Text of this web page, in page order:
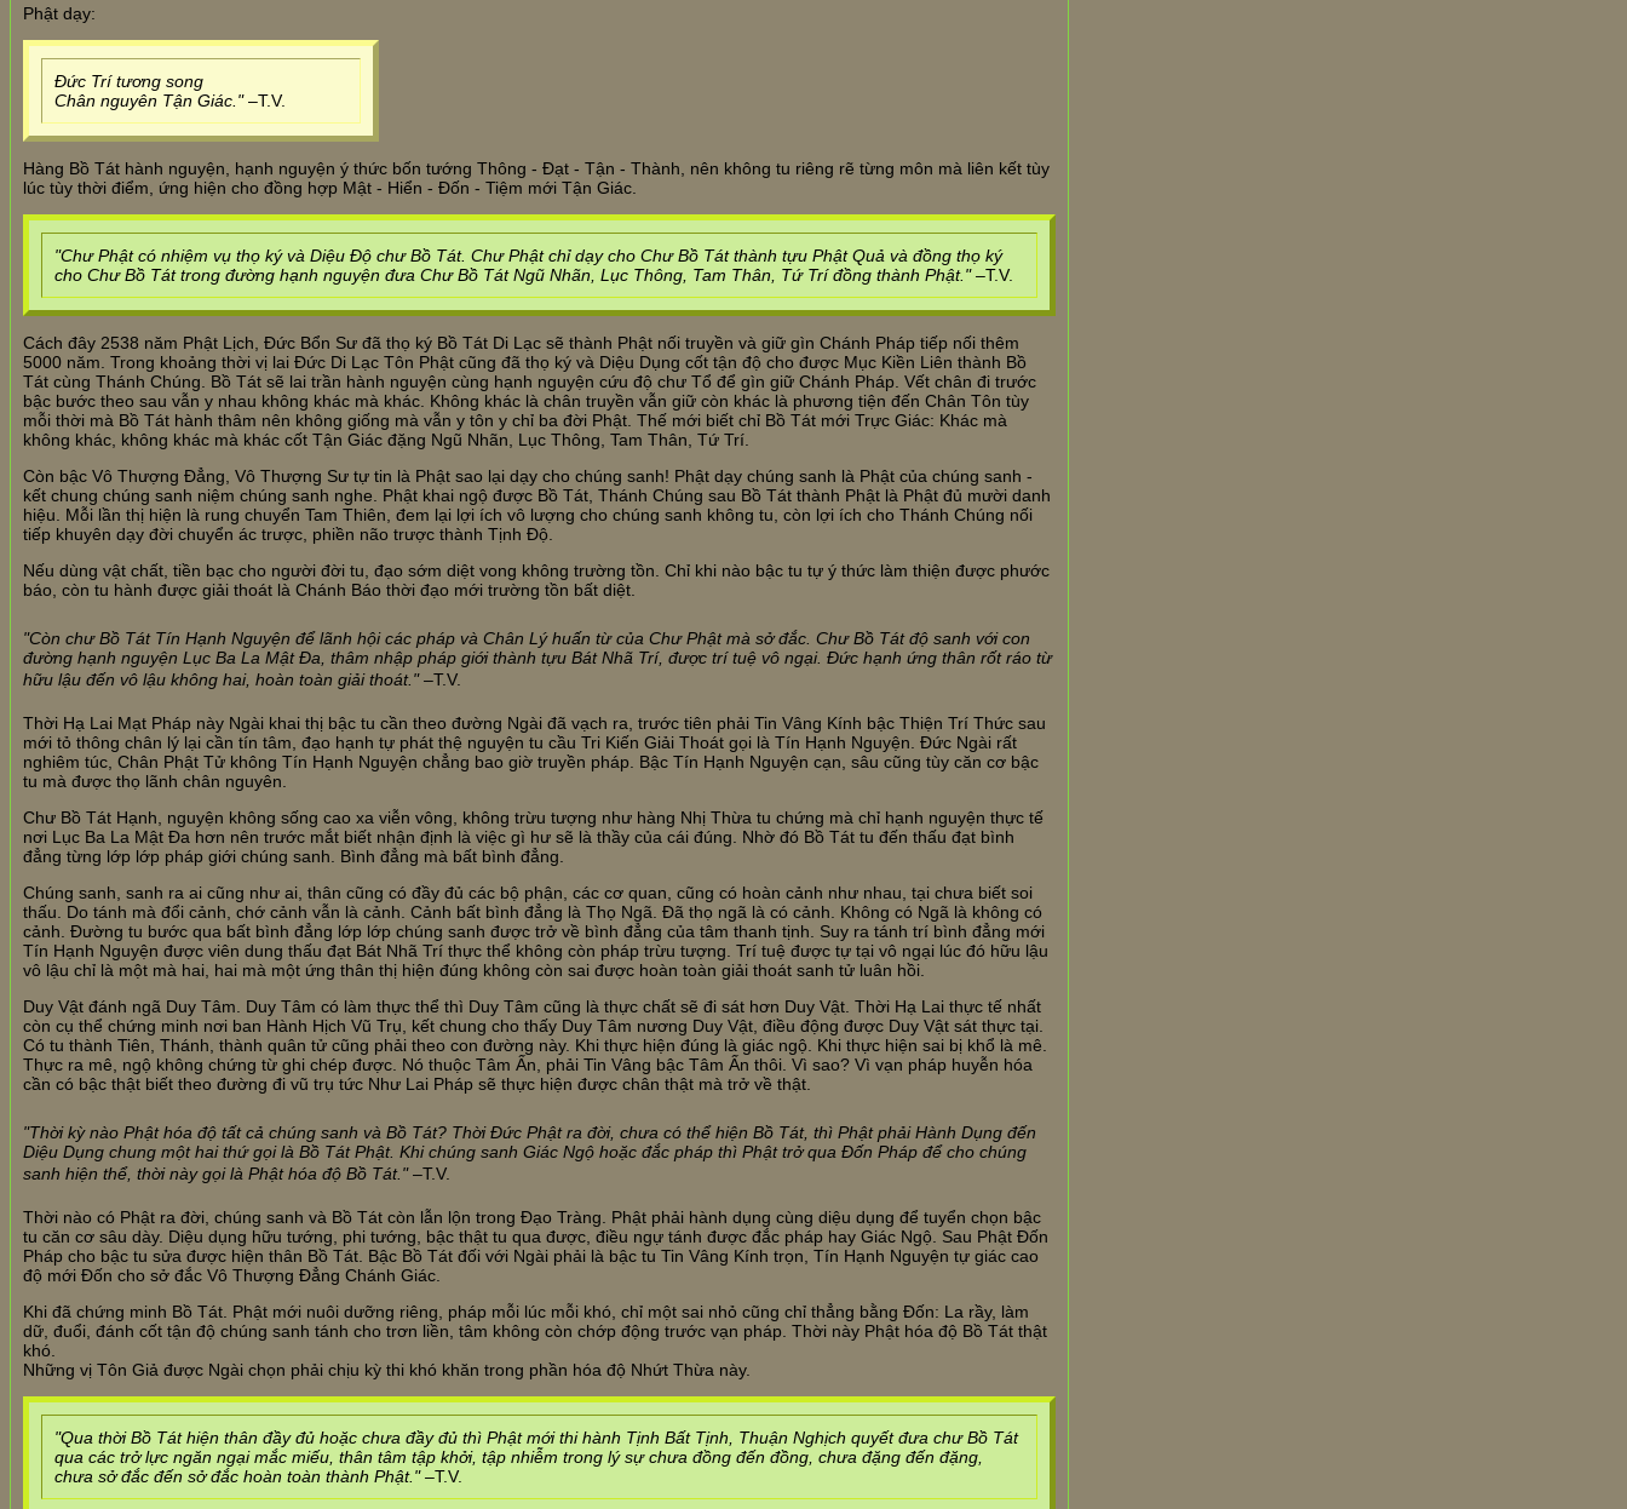
Phật dạy:
Đức Trí tương song
Chân nguyên Tận Giác."–T.V.
Hàng Bồ Tát hành nguyện, hạnh nguyện ý thức bốn tướng Thông - Đạt - Tận - Thành, nên không tu riêng rẽ từng môn mà liên kết tùy
lúc tùy thời điểm, ứng hiện cho đồng hợp Mật - Hiển - Đốn - Tiệm mới Tận Giác.
"Chư Phật có nhiệm vụ thọ ký và Diệu Độ chư Bồ Tát. Chư Phật chỉ dạy cho Chư Bồ Tát thành tựu Phật Quả và đồng thọ ký
cho Chư Bồ Tát trong đường hạnh nguyện đưa Chư Bồ Tát Ngũ Nhãn, Lục Thông, Tam Thân, Tứ Trí đồng thành Phật." –T.V.
Cách đây 2538 năm Phật Lịch, Đức Bổn Sư đã thọ ký Bồ Tát Di Lạc sẽ thành Phật nối truyền và giữ gìn Chánh Pháp tiếp nối thêm
5000 năm. Trong khoảng thời vị lai Đức Di Lạc Tôn Phật cũng đã thọ ký và Diệu Dụng cốt tận độ cho được Mục Kiền Liên thành Bồ
Tát cùng Thánh Chúng. Bồ Tát sẽ lai trần hành nguyện cùng hạnh nguyện cứu độ chư Tổ để gìn giữ Chánh Pháp. Vết chân đi trước
bậc bước theo sau vẫn y nhau không khác mà khác. Không khác là chân truyền vẫn giữ còn khác là phương tiện đến Chân Tôn tùy
mỗi thời mà Bồ Tát hành thâm nên không giống mà vẫn y tôn y chỉ ba đời Phật. Thế mới biết chỉ Bồ Tát mới Trực Giác: Khác mà
không khác, không khác mà khác cốt Tận Giác đặng Ngũ Nhãn, Lục Thông, Tam Thân, Tứ Trí.
Còn bậc Vô Thượng Đẳng, Vô Thượng Sư tự tin là Phật sao lại dạy cho chúng sanh! Phật dạy chúng sanh là Phật của chúng sanh -
kết chung chúng sanh niệm chúng sanh nghe. Phật khai ngộ được Bồ Tát, Thánh Chúng sau Bồ Tát thành Phật là Phật đủ mười danh
hiệu. Mỗi lần thị hiện là rung chuyển Tam Thiên, đem lại lợi ích vô lượng cho chúng sanh không tu, còn lợi ích cho Thánh Chúng nối
tiếp khuyên dạy đời chuyển ác trược, phiền não trược thành Tịnh Độ.
Nếu dùng vật chất, tiền bạc cho người đời tu, đạo sớm diệt vong không trường tồn. Chỉ khi nào bậc tu tự ý thức làm thiện được phước
báo, còn tu hành được giải thoát là Chánh Báo thời đạo mới trường tồn bất diệt.
"Còn chư Bồ Tát Tín Hạnh Nguyện để lãnh hội các pháp và Chân Lý huấn từ của Chư Phật mà sở đắc. Chư Bồ Tát độ sanh với con
đường hạnh nguyện Lục Ba La Mật Đa, thâm nhập pháp giới thành tựu Bát Nhã Trí, được trí tuệ vô ngại. Đức hạnh ứng thân rốt ráo từ
hữu lậu đến vô lậu không hai, hoàn toàn giải thoát." –T.V.
Thời Hạ Lai Mạt Pháp này Ngài khai thị bậc tu cần theo đường Ngài đã vạch ra, trước tiên phải Tin Vâng Kính bậc Thiện Trí Thức sau
mới tỏ thông chân lý lại cần tín tâm, đạo hạnh tự phát thệ nguyện tu cầu Tri Kiến Giải Thoát gọi là Tín Hạnh Nguyện. Đức Ngài rất
nghiêm túc, Chân Phật Tử không Tín Hạnh Nguyện chẳng bao giờ truyền pháp. Bậc Tín Hạnh Nguyện cạn, sâu cũng tùy căn cơ bậc
tu mà được thọ lãnh chân nguyên.
Chư Bồ Tát Hạnh, nguyện không sống cao xa viễn vông, không trừu tượng như hàng Nhị Thừa tu chứng mà chỉ hạnh nguyện thực tế
nơi Lục Ba La Mật Đa hơn nên trước mắt biết nhận định là việc gì hư sẽ là thầy của cái đúng. Nhờ đó Bồ Tát tu đến thấu đạt bình
đẳng từng lớp lớp pháp giới chúng sanh. Bình đẳng mà bất bình đẳng.
Chúng sanh, sanh ra ai cũng như ai, thân cũng có đầy đủ các bộ phận, các cơ quan, cũng có hoàn cảnh như nhau, tại chưa biết soi
thấu. Do tánh mà đổi cảnh, chớ cảnh vẫn là cảnh. Cảnh bất bình đẳng là Thọ Ngã. Đã thọ ngã là có cảnh. Không có Ngã là không có
cảnh. Đường tu bước qua bất bình đẳng lớp lớp chúng sanh được trở về bình đẳng của tâm thanh tịnh. Suy ra tánh trí bình đẳng mới
Tín Hạnh Nguyện được viên dung thấu đạt Bát Nhã Trí thực thể không còn pháp trừu tượng. Trí tuệ được tự tại vô ngại lúc đó hữu lậu
vô lậu chỉ là một mà hai, hai mà một ứng thân thị hiện đúng không còn sai được hoàn toàn giải thoát sanh tử luân hồi.
Duy Vật đánh ngã Duy Tâm. Duy Tâm có làm thực thể thì Duy Tâm cũng là thực chất sẽ đi sát hơn Duy Vật. Thời Hạ Lai thực tế nhất
còn cụ thể chứng minh nơi ban Hành Hịch Vũ Trụ, kết chung cho thấy Duy Tâm nương Duy Vật, điều động được Duy Vật sát thực tại.
Có tu thành Tiên, Thánh, thành quân tử cũng phải theo con đường này. Khi thực hiện đúng là giác ngộ. Khi thực hiện sai bị khổ là mê.
Thực ra mê, ngộ không chứng từ ghi chép được. Nó thuộc Tâm Ấn, phải Tin Vâng bậc Tâm Ấn thôi. Vì sao? Vì vạn pháp huyễn hóa
cần có bậc thật biết theo đường đi vũ trụ tức Như Lai Pháp sẽ thực hiện được chân thật mà trở về thật.
"Thời kỳ nào Phật hóa độ tất cả chúng sanh và Bồ Tát? Thời Đức Phật ra đời, chưa có thể hiện Bồ Tát, thì Phật phải Hành Dụng đến
Diệu Dụng chung một hai thứ gọi là Bồ Tát Phật. Khi chúng sanh Giác Ngộ hoặc đắc pháp thì Phật trở qua Đốn Pháp để cho chúng
sanh hiện thể, thời này gọi là Phật hóa độ Bồ Tát."–T.V.
Thời nào có Phật ra đời, chúng sanh và Bồ Tát còn lẫn lộn trong Đạo Tràng. Phật phải hành dụng cùng diệu dụng để tuyển chọn bậc
tu căn cơ sâu dày. Diệu dụng hữu tướng, phi tướng, bậc thật tu qua được, điều ngự tánh được đắc pháp hay Giác Ngộ. Sau Phật Đốn
Pháp cho bậc tu sửa được hiện thân Bồ Tát. Bậc Bồ Tát đối với Ngài phải là bậc tu Tin Vâng Kính trọn, Tín Hạnh Nguyện tự giác cao
độ mới Đốn cho sở đắc Vô Thượng Đẳng Chánh Giác.
Khi đã chứng minh Bồ Tát. Phật mới nuôi dưỡng riêng, pháp mỗi lúc mỗi khó, chỉ một sai nhỏ cũng chỉ thẳng bằng Đốn: La rầy, làm
dữ, đuổi, đánh cốt tận độ chúng sanh tánh cho trơn liền, tâm không còn chớp động trước vạn pháp. Thời này Phật hóa độ Bồ Tát thật
khó.
Những vị Tôn Giả được Ngài chọn phải chịu kỳ thi khó khăn trong phần hóa độ Nhứt Thừa này.
"Qua thời Bồ Tát hiện thân đầy đủ hoặc chưa đầy đủ thì Phật mới thi hành Tịnh Bất Tịnh, Thuận Nghịch quyết đưa chư Bồ Tát
qua các trở lực ngăn ngại mắc miếu, thân tâm tập khởi, tập nhiễm trong lý sự chưa đồng đến đồng, chưa đặng đến đặng,
chưa sở đắc đến sở đắc hoàn toàn thành Phật." –T.V.